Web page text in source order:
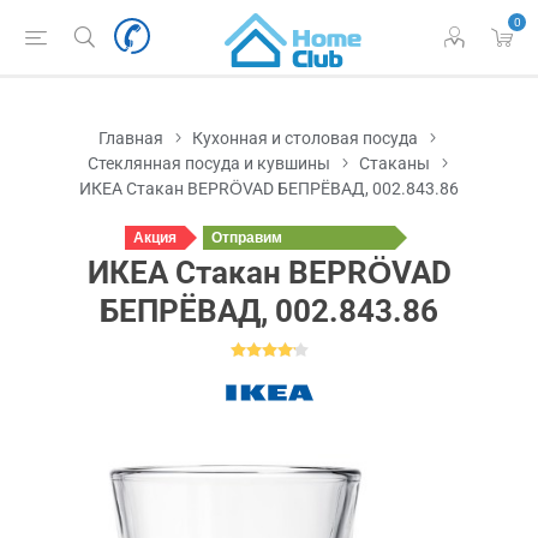
0
Главная
Кухонная и столовая посуда
Стеклянная посуда и кувшины
Стаканы
ИКЕА Стакан BEPRÖVAD БЕПРЁВАД, 002.843.86
Акция
Отправим
сегодня
ИКЕА Стакан BEPRÖVAD
БЕПРЁВАД, 002.843.86